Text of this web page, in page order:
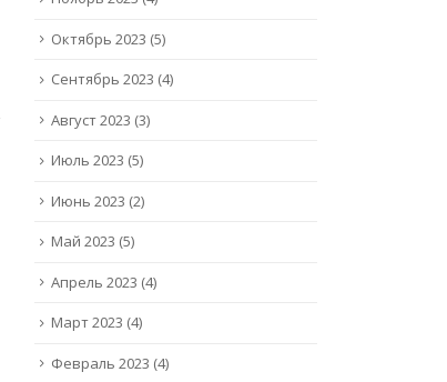
Октябрь 2023 (5)
Сентябрь 2023 (4)
Август 2023 (3)
Июль 2023 (5)
Июнь 2023 (2)
Май 2023 (5)
Апрель 2023 (4)
Март 2023 (4)
Февраль 2023 (4)